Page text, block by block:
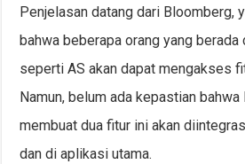
Penjelasan datang dari Bloomberg,
bahwa beberapa orang yang
seperti AS akan dapat mengakses
Namun, belum ada kepastian
membuat dua fitur ini akan
dan di aplikasi utama.